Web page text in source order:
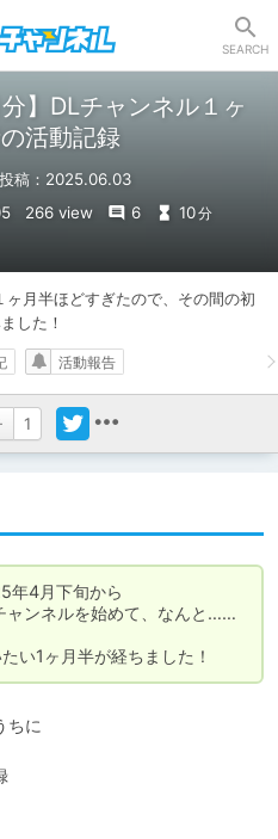
SEARCH
】DLチャンネル１ヶ
活動記録
投稿：2025.06.03
266 view 6 10分
月半ほどすぎたので、その間の初
した！
1
活動報告
年4月下旬から
ャンネルを始めて、なんと……
い1ヶ月半が経ちました！
ちに